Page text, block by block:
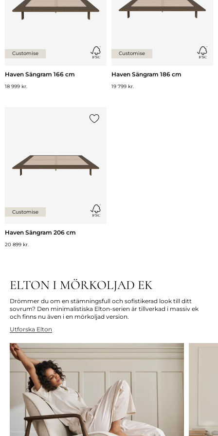
Customise
Haven Sängram 166 cm
18 999 kr.
Customise
Haven Sängram 186 cm
19 799 kr.
Customise
Haven Sängram 206 cm
20 899 kr.
ELTON I MÖRKOLJAD EK
Drömmer du om en stämningsfull och sofistikerad look till ditt
sovrum? Den minimalistiska Elton-serien är tillverkad i massiv ek
och finns nu även i en mörkoljad version.
Utforska Elton